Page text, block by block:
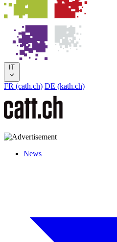
IT
FR (cath.ch) DE (kath.ch)
News